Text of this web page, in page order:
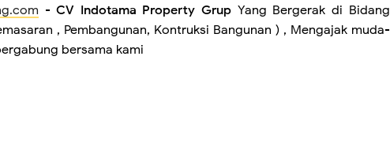
- CV Indotama Property Grup Yang Bergerak di Bidang
, Pembangunan, Kontruksi Bangunan ) , Mengajak muda-
bersama kami